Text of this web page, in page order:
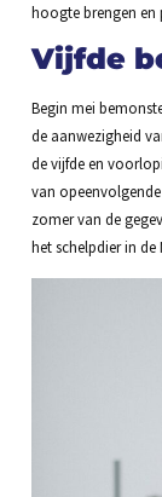
hoogte brengen en
Vijfde
Begin mei
de aanwezigheid
de vijfde en
van
zomer van de
het schelpdier in